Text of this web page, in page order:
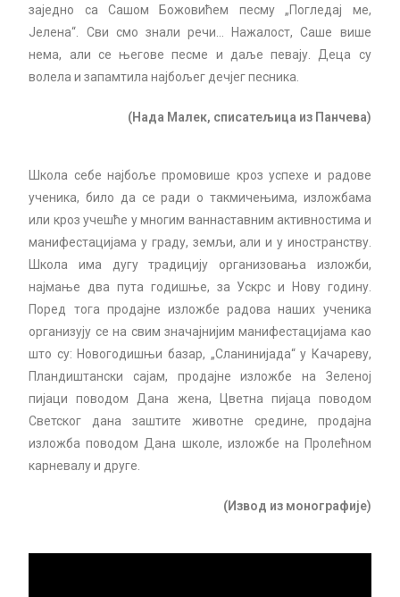
заједно са Сашом Божовићем песму „Погледај ме,
Јелена“. Сви смо знали речи… Нажалост, Саше више
нема, али се његове песме и даље певају. Деца су
волела и запамтила најбољег дечјег песника.
(Нада Малек, списатељица из Панчева)
Школа себе најбоље промовише кроз успехе и радове
ученика, било да се ради о такмичењима, изложбама
или кроз учешће у многим ваннаставним активностима и
манифестацијама у граду, земљи, али и у иностранству.
Школа има дугу традицију организовања изложби,
најмање два пута годишње, за Ускрс и Нову годину.
Поред тога продајне изложбе радова наших ученика
организују се на свим значајнијим манифестацијама као
што су: Новогодишњи базар, „Сланинијада“ у Качареву,
Пландиштански сајам, продајне изложбе на Зеленоj
пијаци поводом Дана жена, Цветна пијаца поводом
Светског дана заштите животне средине, продајна
изложба поводом Дана школе, изложбе на Пролећном
карневалу и друге.
(Извод из монографије)